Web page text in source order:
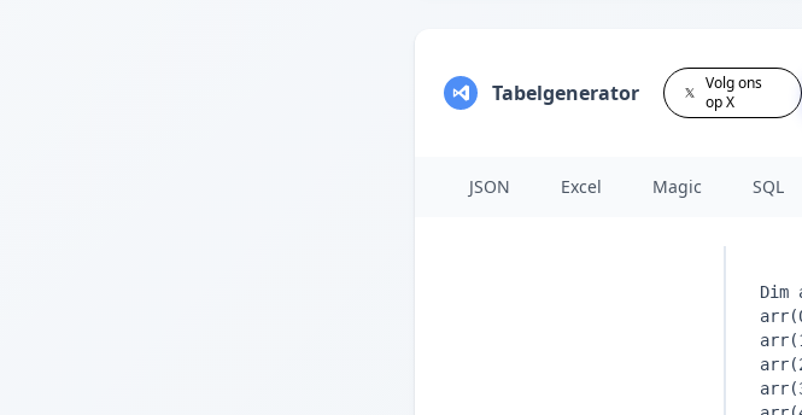
Tabelgenerator
Volg ons
op X
JSON Excel Magic SQL